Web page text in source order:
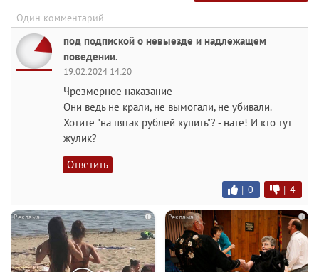
Один комментарий
под подпиской о невыезде и надлежащем
поведении.
19.02.2024 14:20
Чрезмерное наказание
Они ведь не крали, не вымогали, не убивали.
Хотите "на пятак рублей купить"? - нате! И кто тут
жулик?
Ответить
| 0 | 4
i i